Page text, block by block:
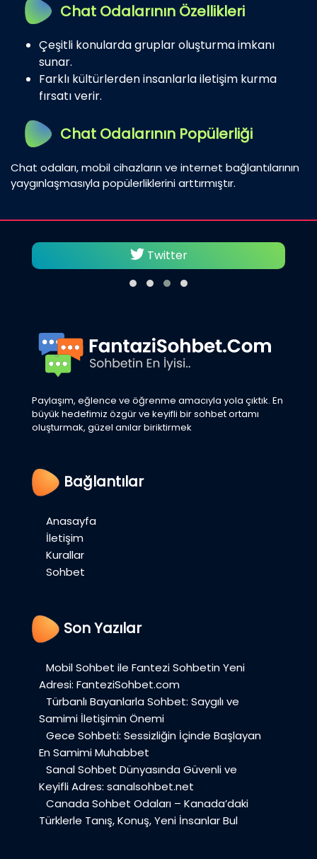
Chat Odalarının Özellikleri
Çeşitli konularda gruplar oluşturma imkanı
sunar.
Farklı kültürlerden insanlarla iletişim kurma
fırsatı verir.
Chat Odalarının Popülerliği
Chat odaları, mobil cihazların ve internet bağlantılarının
yaygınlaşmasıyla popülerliklerini arttırmıştır.
Twitter
Paylaşım, eğlence ve öğrenme amacıyla yola çıktık. En
büyük hedefimiz özgür ve keyifli bir sohbet ortamı
oluşturmak, güzel anılar biriktirmek
Bağlantılar
Anasayfa
İletişim
Kurallar
Sohbet
Son Yazılar
Mobil Sohbet ile Fantezi Sohbetin Yeni
Adresi: FanteziSohbet.com
Türbanlı Bayanlarla Sohbet: Saygılı ve
Samimi İletişimin Önemi
Gece Sohbeti: Sessizliğin İçinde Başlayan
En Samimi Muhabbet
Sanal Sohbet Dünyasında Güvenli ve
Keyifli Adres: sanalsohbet.net
Canada Sohbet Odaları – Kanada’daki
Türklerle Tanış, Konuş, Yeni İnsanlar Bul